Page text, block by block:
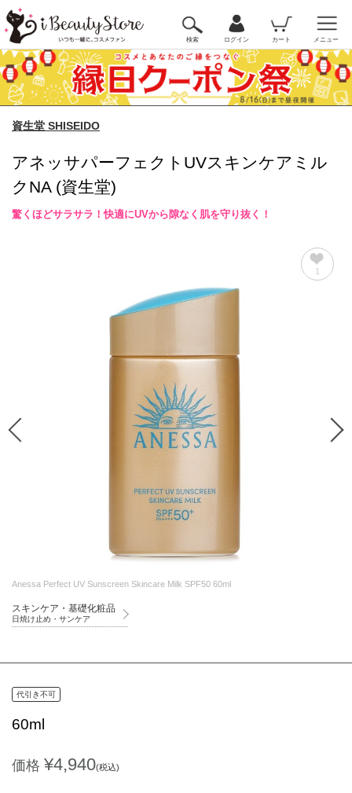
検索 ログイン カート メニュー
資生堂 SHISEIDO
アネッサパーフェクトUVスキンケアミル
クNA (資生堂)
驚くほどサラサラ！快適にUVから隙なく肌を守り抜く！
1
Anessa Perfect UV Sunscreen Skincare Milk SPF50 60ml
スキンケア・基礎化粧品
日焼け止め・サンケア
代引き不可
60ml
価格 ¥4,940(税込)